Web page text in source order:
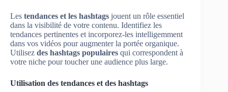
Les tendances et les hashtags jouent un rôle essentiel
dans la visibilité de votre contenu. Identifiez les
tendances pertinentes et incorporez-les intelligemment
dans vos vidéos pour augmenter la portée organique.
Utilisez des hashtags populaires qui correspondent à
votre niche pour toucher une audience plus large.
Utilisation des tendances et des hashtags